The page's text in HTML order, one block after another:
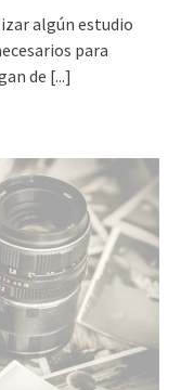
algún estudio
para
de [...]